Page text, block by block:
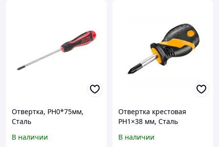
Отвертка, PH0*75мм,
Сталь
В наличии
Отвертка крестовая
PH1×38 мм, Сталь
В наличии